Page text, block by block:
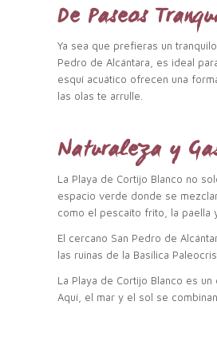
De Paseos
Ya sea que prefieras un
Pedro de Alcántara, es ideal
esquí acuático ofrecen una
las olas te arrulle.
Naturaleza y
La Playa de Cortijo Blanco no
espacio verde donde se
como el pescaíto frito, la paella
El cercano San Pedro de
las ruinas de la Basílica
La Playa de Cortijo Blanco es
Aquí, el mar y el sol se